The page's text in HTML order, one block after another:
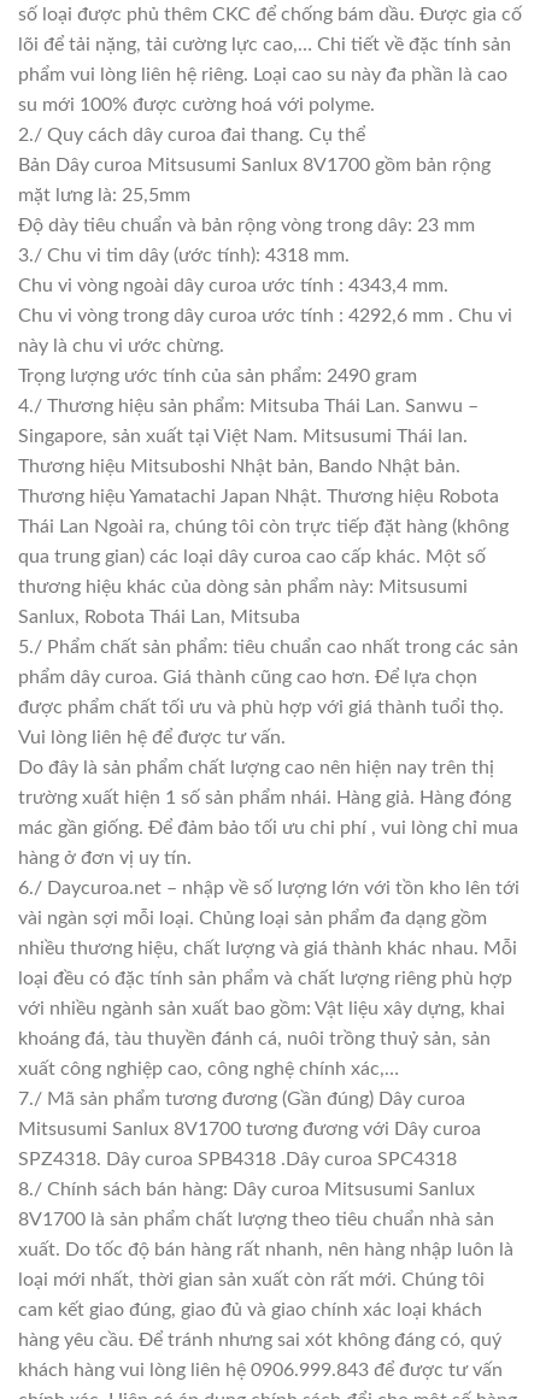
số loại được phủ thêm CKC để chống bám dầu. Được gia cố
lõi để tải nặng, tải cường lực cao,… Chi tiết về đặc tính sản
phẩm vui lòng liên hệ riêng. Loại cao su này đa phần là cao
su mới 100% được cường hoá với polyme.
2./ Quy cách dây curoa đai thang. Cụ thể
Bản Dây curoa Mitsusumi Sanlux 8V1700 gồm bản rộng
mặt lưng là: 25,5mm
Độ dày tiêu chuẩn và bản rộng vòng trong dây: 23 mm
3./ Chu vi tim dây (ước tính): 4318 mm.
Chu vi vòng ngoài dây curoa ước tính : 4343,4 mm.
Chu vi vòng trong dây curoa ước tính : 4292,6 mm . Chu vi
này là chu vi ước chừng.
Trọng lượng ước tính của sản phẩm: 2490 gram
4./ Thương hiệu sản phẩm: Mitsuba Thái Lan. Sanwu –
Singapore, sản xuất tại Việt Nam. Mitsusumi Thái lan.
Thương hiệu Mitsuboshi Nhật bản, Bando Nhật bản.
Thương hiệu Yamatachi Japan Nhật. Thương hiệu Robota
Thái Lan Ngoài ra, chúng tôi còn trực tiếp đặt hàng (không
qua trung gian) các loại dây curoa cao cấp khác. Một số
thương hiệu khác của dòng sản phẩm này: Mitsusumi
Sanlux, Robota Thái Lan, Mitsuba
5./ Phẩm chất sản phẩm: tiêu chuẩn cao nhất trong các sản
phẩm dây curoa. Giá thành cũng cao hơn. Để lựa chọn
được phẩm chất tối ưu và phù hợp với giá thành tuổi thọ.
Vui lòng liên hệ để được tư vấn.
Do đây là sản phẩm chất lượng cao nên hiện nay trên thị
trường xuất hiện 1 số sản phẩm nhái. Hàng giả. Hàng đóng
mác gần giống. Để đảm bảo tối ưu chi phí , vui lòng chỉ mua
hàng ở đơn vị uy tín.
6./ Daycuroa.net – nhập về số lượng lớn với tồn kho lên tới
vài ngàn sợi mỗi loại. Chủng loại sản phẩm đa dạng gồm
nhiều thương hiệu, chất lượng và giá thành khác nhau. Mỗi
loại đều có đặc tính sản phẩm và chất lượng riêng phù hợp
với nhiều ngành sản xuất bao gồm: Vật liệu xây dựng, khai
khoáng đá, tàu thuyền đánh cá, nuôi trồng thuỷ sản, sản
xuất công nghiệp cao, công nghệ chính xác,…
7./ Mã sản phẩm tương đương (Gần đúng) Dây curoa
Mitsusumi Sanlux 8V1700 tương đương với Dây curoa
SPZ4318. Dây curoa SPB4318 .Dây curoa SPC4318
8./ Chính sách bán hàng: Dây curoa Mitsusumi Sanlux
8V1700 là sản phẩm chất lượng theo tiêu chuẩn nhà sản
xuất. Do tốc độ bán hàng rất nhanh, nên hàng nhập luôn là
loại mới nhất, thời gian sản xuất còn rất mới. Chúng tôi
cam kết giao đúng, giao đủ và giao chính xác loại khách
hàng yêu cầu. Để tránh nhưng sai xót không đáng có, quý
khách hàng vui lòng liên hệ 0906.999.843 để được tư vấn